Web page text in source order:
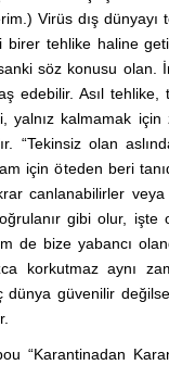
Virüs dış
tehlike haline
söz konusu
edebilir. Asıl tehlike,
kalmamak için
“Tekinsiz olan
için öteden beri
canlanabilirler
gibi olur, işte
de bize yabancı
korkutmaz aynı
dünya güvenilir
“Karantinadan